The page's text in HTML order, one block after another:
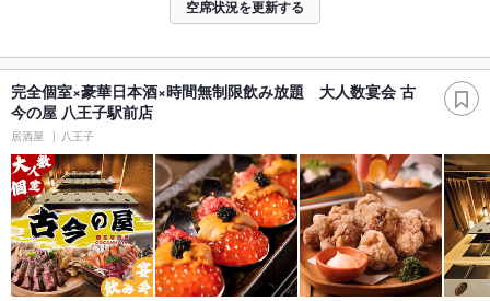
空席状況を更新する
完全個室×豪華日本酒×時間無制限飲み放題 大人数宴会 古
今の屋 八王子駅前店
居酒屋 八王子